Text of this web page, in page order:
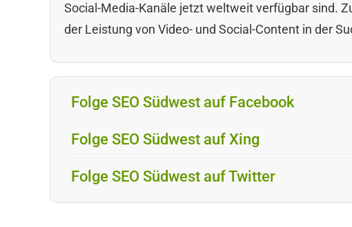
Social-Media-Kanäle jetzt weltweit verfügbar sind.
der Leistung von Video- und Social-Content in der
Folge SEO Südwest auf Facebook
Folge SEO Südwest auf Xing
Folge SEO Südwest auf Twitter